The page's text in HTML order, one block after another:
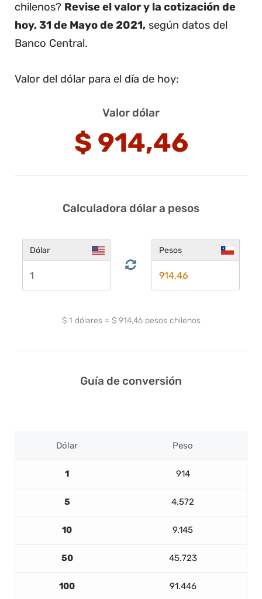
chilenos? Revise el valor y la cotización de
hoy, 31 de Mayo de 2021, según datos del
Banco Central.
Valor del dólar para el día de hoy:
Valor dólar
$ 914,46
Calculadora dólar a pesos
Dólar Pesos
$ 1 dólares = $ 914,46pesos chilenos
Guía de conversión
Dólar Peso
1 914
5 4.572
10 9.145
50 45.723
100 91.446